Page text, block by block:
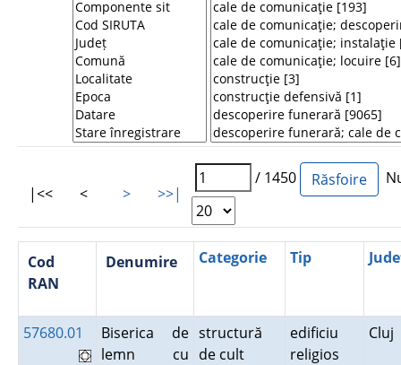
|<< < > >>|
/ 1450
Cod
RAN
Denumire Categorie Tip
57680.01
Biserica de
lemn cu
structură
de cult
edificiu
religios
Cluj